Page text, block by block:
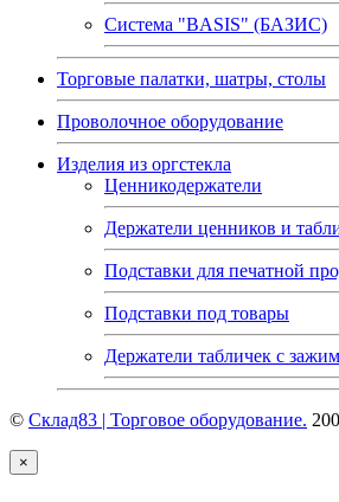
Система "BASIS" (БАЗИС)
Торговые палатки, шатры, столы
Проволочное оборудование
Изделия из оргстекла
Ценникодержатели
Держатели ценников и
Подставки для печатной
Подставки под товары
Держатели табличек с
© Склад83 | Торговое оборудование.
×